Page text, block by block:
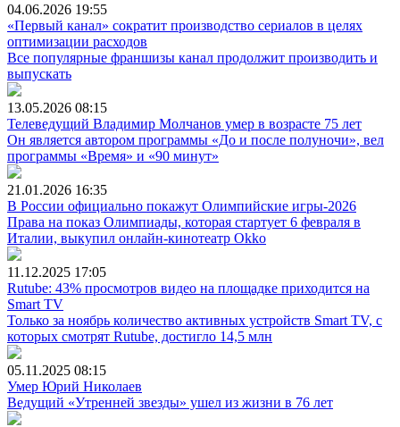
04.06.2026 19:55
«Первый канал» сократит производство сериалов в целях
оптимизации расходов
Все популярные франшизы канал продолжит производить и
выпускать
13.05.2026 08:15
Телеведущий Владимир Молчанов умер в возрасте 75 лет
Он является автором программы «До и после полуночи», вел
программы «Время» и «90 минут»
21.01.2026 16:35
В России официально покажут Олимпийские игры-2026
Права на показ Олимпиады, которая стартует 6 февраля в
Италии, выкупил онлайн-кинотеатр Okko
11.12.2025 17:05
Rutube: 43% просмотров видео на площадке приходится на
Smart TV
Только за ноябрь количество активных устройств Smart TV, с
которых смотрят Rutube, достигло 14,5 млн
05.11.2025 08:15
Умер Юрий Николаев
Ведущий «Утренней звезды» ушел из жизни в 76 лет